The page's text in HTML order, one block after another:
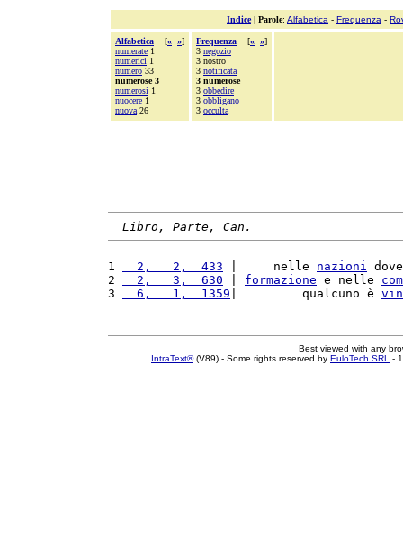
Indice| Parole: Alfabetica - Frequenza -
Alfabetica [« »]
numerate 1
numerici 1
numero 33
numerose 3
numerosi 1
nuocere 1
nuova 26
Frequenza [« »]
3 negozio
3 nostro
3 notificata
3 numerose
3 obbedire
3 obbligano
3 occulta
Libro, Parte, Can.
1
  2,   2,  433
|     nelle nazioni
2
  2,   3,  630
formazione e nelle
3
  6,   1,  1359
|         qualcuno è
Best viewed with any
IntraText®(V89) - Some rights reserved by EuloTech SRL -